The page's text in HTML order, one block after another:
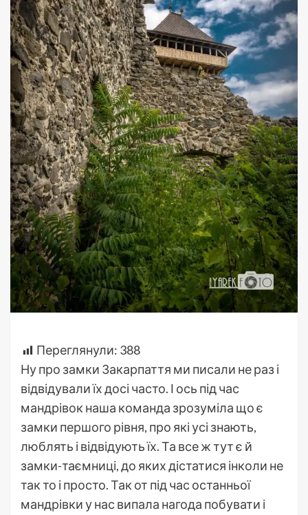
Переглянули: 388
Ну про замки Закарпаття ми писали не раз і
відвідували їх досі часто. І ось під час
мандрівок наша команда зрозуміла що є
замки першого рівня, про які усі знають,
люблять і відвідують їх. Та все ж тут є й
замки-таємниці, до яких дістатися інколи не
так то і просто. Так от під час останньої
мандрівки у нас випала нагода побувати і